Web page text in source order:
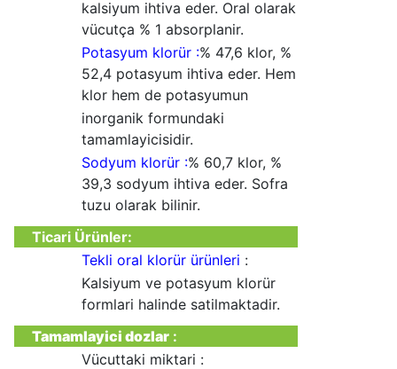
kalsiyum ihtiva eder. Oral olarak
vücutça % 1 absorplanir.
Potasyum klorür :% 47,6 klor, %
52,4 potasyum ihtiva eder. Hem
klor hem de potasyumun
inorganik formundaki
tamamlayicisidir.
Sodyum klorür :% 60,7 klor, %
39,3 sodyum ihtiva eder. Sofra
tuzu olarak bilinir.
Ticari Ürünler:
Tekli oral klorür ürünleri :
Kalsiyum ve potasyum klorür
formlari halinde satilmaktadir.
Tamamlayici dozlar :
Vücuttaki miktari :